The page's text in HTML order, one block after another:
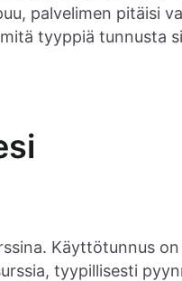
palvelimen pitäisi
tyyppiä tunnusta
Käyttötunnus on
tyypillisesti